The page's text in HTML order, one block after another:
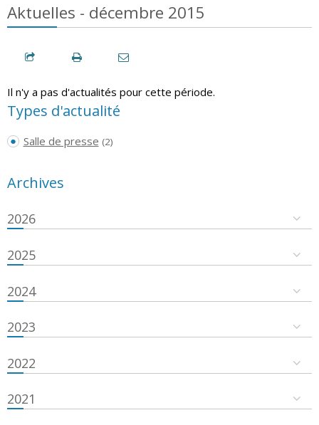
Aktuelles - décembre 2015
Il n'y a pas d'actualités pour cette période.
Types d'actualité
Salle de presse (2)
Archives
2026
2025
2024
2023
2022
2021